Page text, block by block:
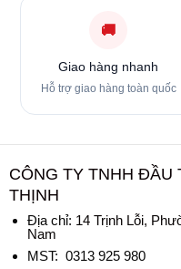
🚚
Giao hàng nhanh
Hỗ trợ giao hàng toàn quốc
CÔNG TY TNHH ĐẦU
THỊNH
Địa chỉ: 14 Trịnh Lỗi,
Nam
MST: 0313 925 980